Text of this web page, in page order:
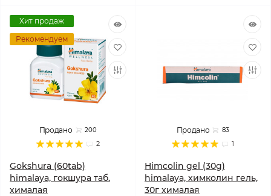
Хит продаж
Рекомендуем
2
Продано 200
Gokshura (60tab)
himalaya, гокшура таб.
хималая
1
Продано 83
Himcolin gel (30g)
himalaya, химколин гель,
30г хималая